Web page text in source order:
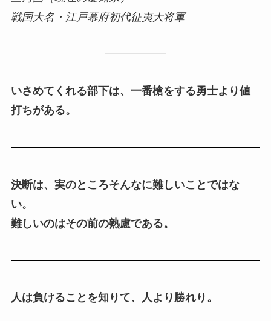
戦国大名・江戸幕府初代征夷大将軍
いさめてくれる部下は、一番槍をする勇士より値
打ちがある。
決断は、実のところそんなに難しいことではな
い。
難しいのはその前の熟慮である。
人は負けることを知りて、人より勝れり。